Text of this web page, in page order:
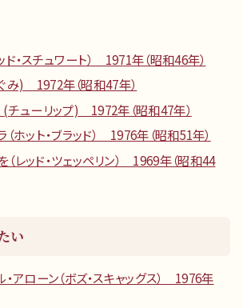
ド・スチュワート） 1971年（昭和46年）
み) 1972年（昭和47年）
チューリップ) 1972年（昭和47年）
（ホット・ブラッド） 1976年（昭和51年）
レッド・ツェッペリン） 1969年（昭和44
い
・アローン（ボズ・スキャッグス） 1976年